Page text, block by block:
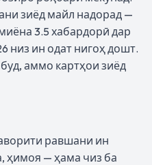
зиёд майл надорад —
3.5 хабардорӣ дар
низ ин одат нигоҳ дошт.
аммо картҳои зиёд
равшани ин
ҳимоя — ҳама чиз ба